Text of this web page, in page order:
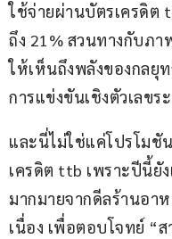
ใช้จ่ายผ่านบัตรเครดิต
ถึง 21% สวนทางกับภ
ให้เห็นถึงพลังของกลยุ
การแข่งขันเชิงตัวเลขร
และนี่ไม่ใช่แค่โปรโมชั
เครดิต ttb เพราะปีนี้ยั
มากมายจากดีลร้านอา
เนื่อง เพื่อตอบโจทย์ “ส